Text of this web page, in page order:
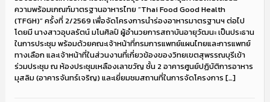
ความพร้อมเกณฑ์มาตรฐานอาหารไทย “Thai Food Good Health
(TFGH)” ครั้งที่ 2/2569 เพื่อจัดโครงการนำร่องอาหารมาตรฐานฯ ต่อไป
โดยมี นางสาวอุบลรัตน์ มโนศิลป์ ผู้อำนวยการสถาบันอายุวัฒนะ เป็นประธาน
ในการประชุม พร้อมด้วยคณะเจ้าหน้าที่กรมการแพทย์แผนไทยและการแพทย์
ทางเลือก และเจ้าหน้าที่ในส่วนงานที่เกี่ยวข้องของวิทยเขตสุพรรณบุรีเข้า
ร่วมประชุม ณ ห้องประชุมเหลืองเลาขวัญ ชั้น 2 อาคารศูนย์ปฏิบัติการอาหาร
มุสลิม (อาคารจันทร์เจริญ) และเยี่ยมชมสถานที่ในการจัดโครงการ […]